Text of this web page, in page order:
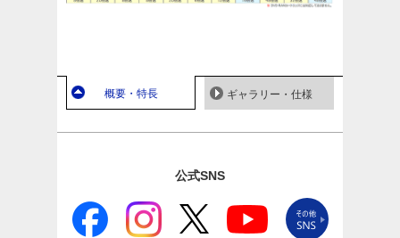
概要・特長 ギャラリー・仕様
公式SNS